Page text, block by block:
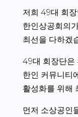
저희 49대 회
한인상공회의
최선을 다하겠
49대 회장단은
한인 커뮤니티
활성화를 위해
먼저 소상공인